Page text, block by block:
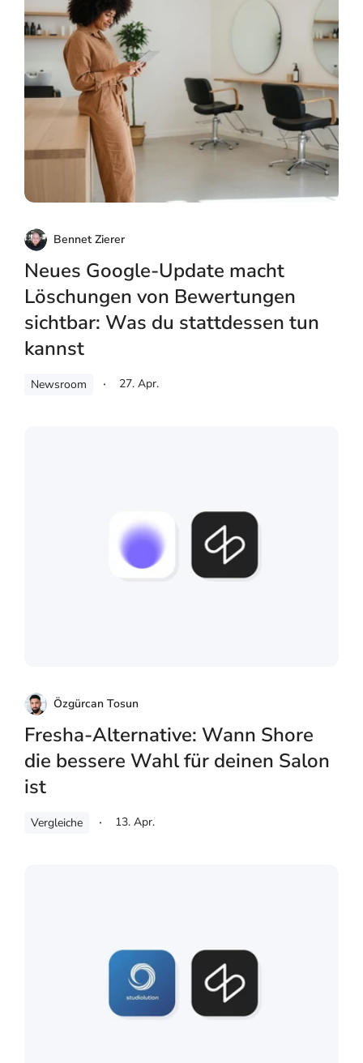
Bennet Zierer
Neues Google-Update macht
Löschungen von Bewertungen
sichtbar: Was du stattdessen tun
kannst
Newsroom 27. Apr.
Özgürcan Tosun
Fresha-Alternative: Wann Shore
die bessere Wahl für deinen Salon
ist
Vergleiche 13. Apr.